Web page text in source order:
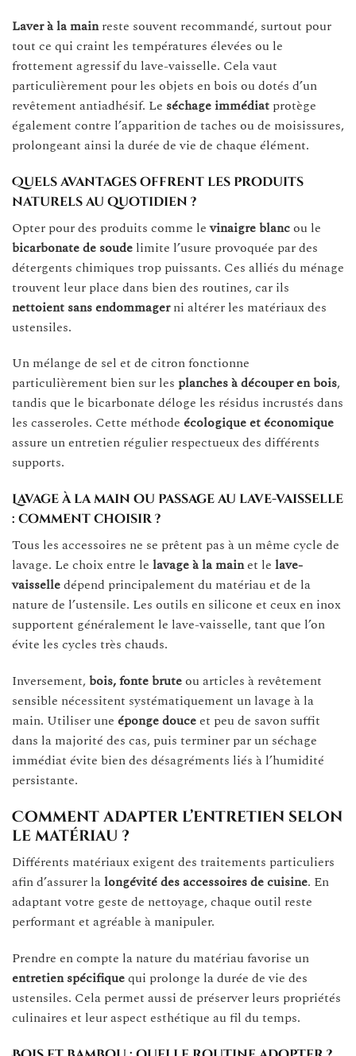
Laver à la mainreste souvent recommandé, surtout pour
tout ce qui craint les températures élevées ou le
frottement agressif du lave-vaisselle. Cela vaut
particulièrement pour les objets en bois ou dotés d’un
revêtement antiadhésif. Le séchage immédiat protège
également contre l’apparition de taches ou de moisissures,
prolongeant ainsi la durée de vie de chaque élément.
Quels avantages offrent les produits
naturels au quotidien ?
Opter pour des produits comme levinaigre blancou le
bicarbonate de soude limite l’usure provoquée par des
détergents chimiques trop puissants. Ces alliés du ménage
trouvent leur place dans bien des routines, car ils
nettoient sans endommagerni altérer les matériaux des
ustensiles.
Un mélange de sel et de citron fonctionne
particulièrement bien sur les planches à découper en bois,
tandis que le bicarbonate déloge les résidus incrustés dans
les casseroles. Cette méthode écologique et économique
assure un entretien régulier respectueux des différents
supports.
Lavage à la main ou passage au lave-vaisselle
: comment choisir ?
Tous les accessoires ne se prêtent pas à un même cycle de
lavage. Le choix entre le lavage à la mainet le lave-
vaisselledépend principalement du matériau et de la
nature de l’ustensile. Les outils en silicone et ceux en inox
supportent généralement le lave-vaisselle, tant que l’on
évite les cycles très chauds.
Inversement,bois, fonte bruteou articles à revêtement
sensible nécessitent systématiquement un lavage à la
main. Utiliser une éponge douceet peu de savon suffit
dans la majorité des cas, puis terminer par un séchage
immédiat évite bien des désagréments liés à l’humidité
persistante.
Comment adapter l’entretien selon
le matériau ?
Différents matériaux exigent des traitements particuliers
afin d’assurer lalongévité des accessoires de cuisine. En
adaptant votre geste de nettoyage, chaque outil reste
performant et agréable à manipuler.
Prendre en compte la nature du matériau favorise un
entretien spécifiquequi prolonge la durée de vie des
ustensiles. Cela permet aussi de préserver leurs propriétés
culinaires et leur aspect esthétique au fil du temps.